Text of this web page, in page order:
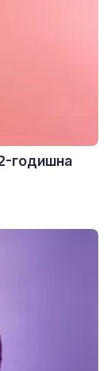
годишна